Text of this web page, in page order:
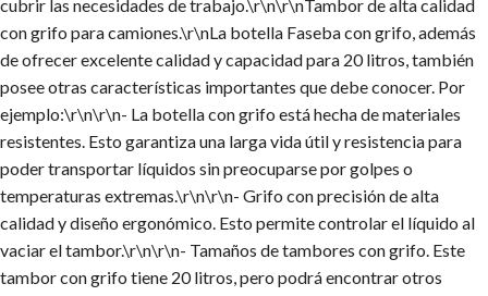
cubrir las necesidades de trabajo.\r\n\r\nTambor de alta calidad
con grifo para camiones.\r\nLa botella Faseba con grifo, además
de ofrecer excelente calidad y capacidad para 20 litros, también
posee otras características importantes que debe conocer. Por
ejemplo:\r\n\r\n- La botella con grifo está hecha de materiales
resistentes. Esto garantiza una larga vida útil y resistencia para
poder transportar líquidos sin preocuparse por golpes o
temperaturas extremas.\r\n\r\n- Grifo con precisión de alta
calidad y diseño ergonómico. Esto permite controlar el líquido al
vaciar el tambor.\r\n\r\n- Tamaños de tambores con grifo. Este
tambor con grifo tiene 20 litros, pero podrá encontrar otros